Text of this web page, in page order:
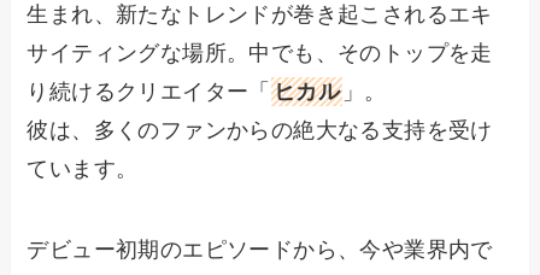
生まれ、新たなトレンドが巻き起こされるエキ
サイティングな場所。中でも、そのトップを走
り続けるクリエイター「 ヒカル 」。
彼は、多くのファンからの絶大なる支持を受け
ています。
デビュー初期のエピソードから、今や業界内で